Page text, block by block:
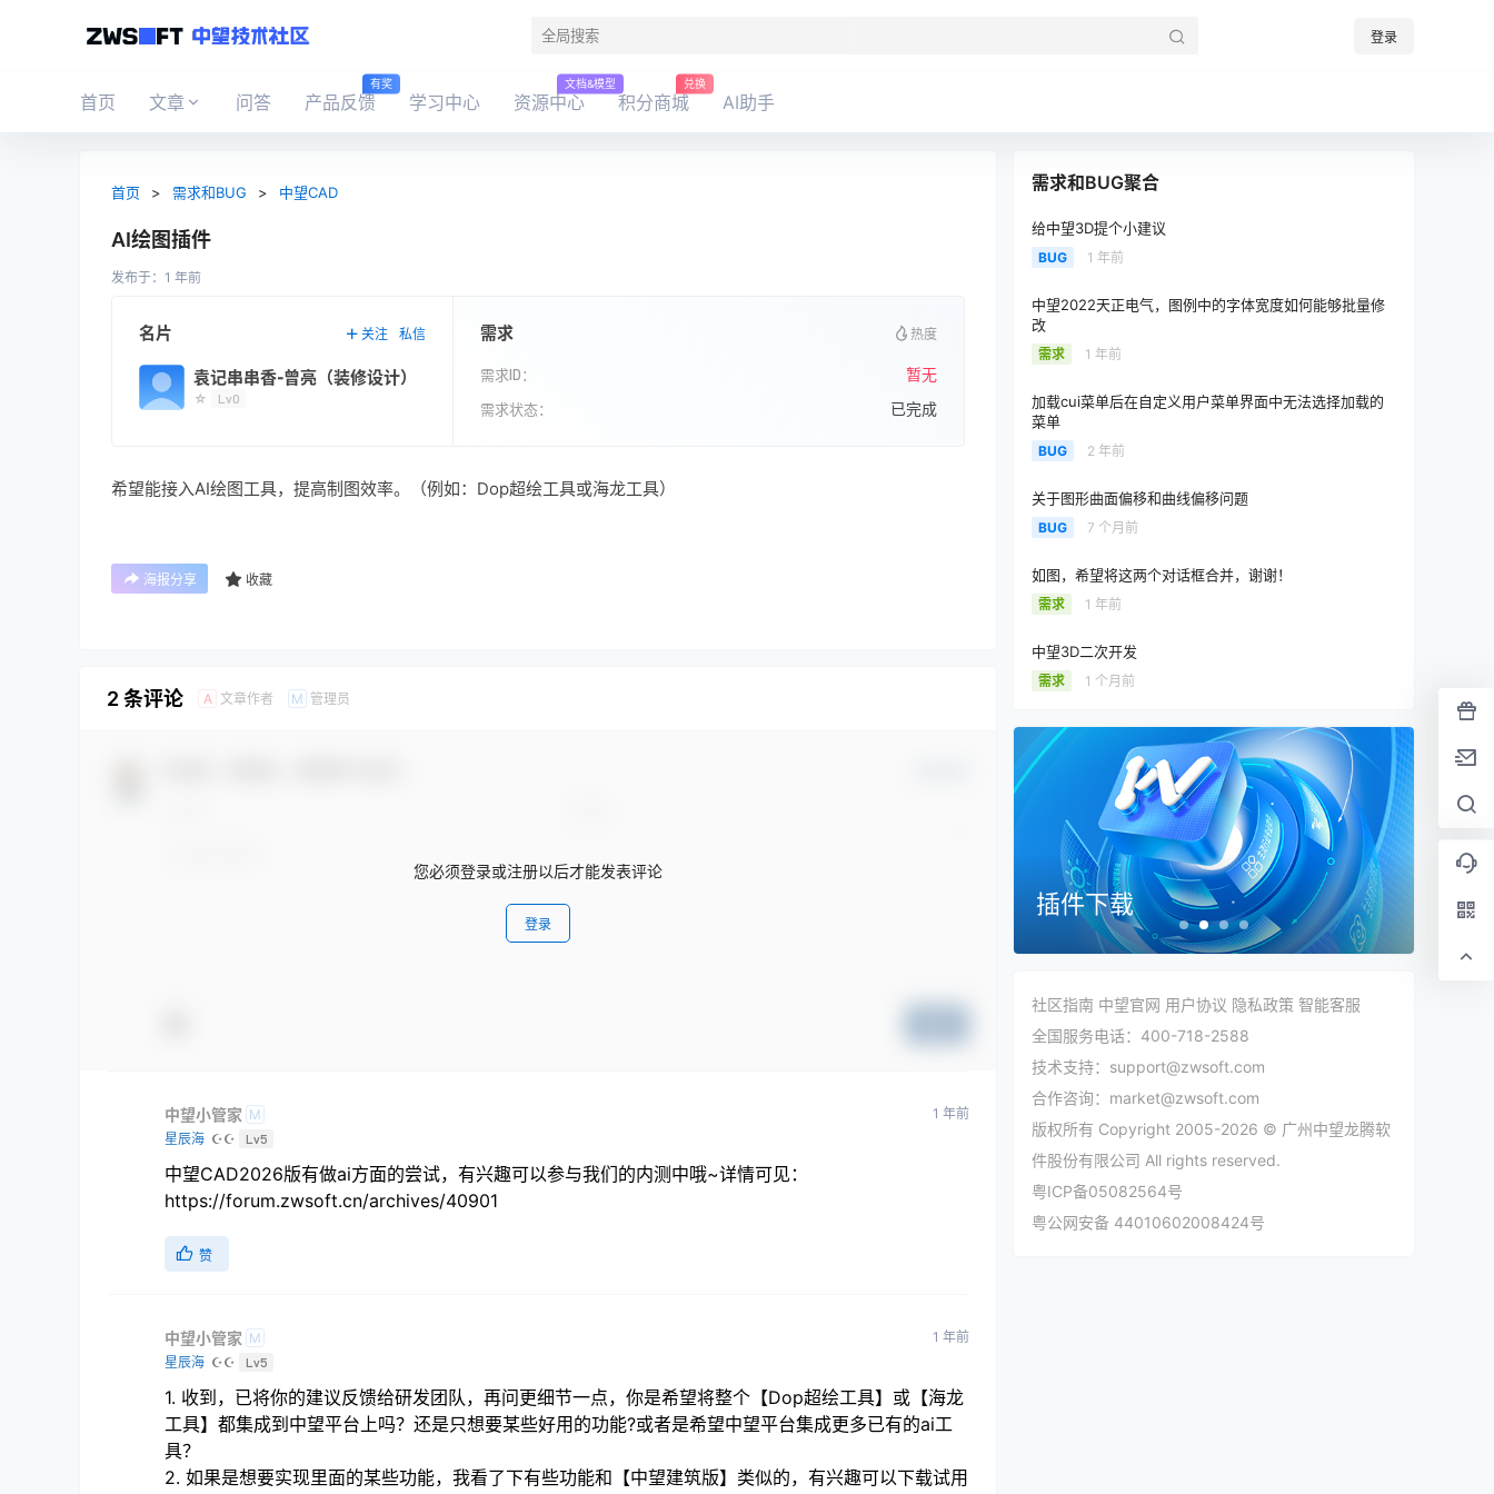
登录
首页 文章 问答 产品反馈
有奖
学习中心 资源中心
文档&模型
积分商城
兑换
AI助手
首页 > 需求和BUG > 中望CAD
AI绘图插件
发布于： 1 年前
名片 关注 私信
袁记串串香-曾亮（装修设计）
☆ Lv0
需求 热度
需求ID： 暂无
需求状态： 已完成
希望能接入AI绘图工具，提高制图效率。（例如：Dop超绘工具或海龙工具）
海报分享 收藏
2 条评论 A 文章作者 M 管理员
您必须登录或注册以后才能发表评论
登录
中望小管家 M
星辰海 ☪☪ Lv5
1 年前
中望CAD2026版有做ai方面的尝试，有兴趣可以参与我们的内测中哦~详情可见：
https://forum.zwsoft.cn/archives/40901
赞
中望小管家 M
星辰海 ☪☪ Lv5
1 年前
1. 收到，已将你的建议反馈给研发团队，再问更细节一点，你是希望将整个【Dop超绘工具】或【海龙
工具】都集成到中望平台上吗？还是只想要某些好用的功能?或者是希望中望平台集成更多已有的ai工
具？
2. 如果是想要实现里面的某些功能，我看了下有些功能和【中望建筑版】类似的，有兴趣可以下载试用
需求和BUG聚合
给中望3D提个小建议
BUG 1 年前
中望2022天正电气，图例中的字体宽度如何能够批量修
改
需求 1 年前
加载cui菜单后在自定义用户菜单界面中无法选择加载的
菜单
BUG 2 年前
关于图形曲面偏移和曲线偏移问题
BUG 7 个月前
如图，希望将这两个对话框合并，谢谢！
需求 1 年前
中望3D二次开发
需求 1 个月前
插件下载 在
社区指南 中望官网 用户协议 隐私政策 智能客服
全国服务电话：400-718-2588
技术支持：support@zwsoft.com
合作咨询：market@zwsoft.com
版权所有 Copyright 2005-2026 © 广州中望龙腾软
件股份有限公司 All rights reserved.
粤ICP备05082564号
粤公网安备 44010602008424号